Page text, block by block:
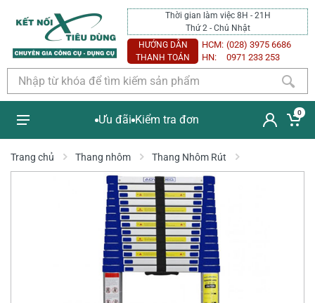
Thời gian làm việc 8H - 21H
Thứ 2 - Chủ Nhật
HƯỚNG DẪN
THANH TOÁN
HCM: (028) 3975 6686
HN:
0971 233 253
Ưu đãi Kiểm tra đơn
0
Trang chủ Thang nhôm Thang Nhôm Rút